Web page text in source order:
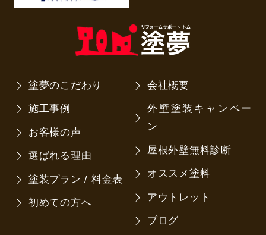
塗夢のこだわり
施工事例
お客様の声
選ばれる理由
塗装プラン / 料金表
初めての方へ
会社概要
外壁塗装キャンペー
ン
屋根外壁無料診断
オススメ塗料
アウトレット
ブログ